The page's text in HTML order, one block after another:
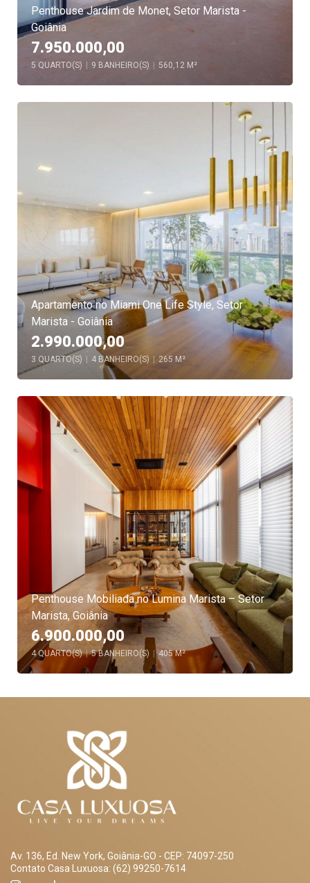
Penthouse Jardim de Monet, Setor Marista -
Goiânia
7.950.000,00
5 QUARTO(S) 9 BANHEIRO(S) 560,12 M²
Apartamento no Miami One Life Style, Setor
Marista - Goiânia
2.990.000,00
3 QUARTO(S) 4 BANHEIRO(S) 265 M²
Penthouse Mobiliada no Lumina Marista – Setor
Marista, Goiânia
6.900.000,00
4 QUARTO(S) | 5 BANHEIRO(S) 405 M²
Av. 136, Ed. New York, Goiânia-GO - CEP: 74097-250
Contato Casa Luxuosa: (62) 99250-7614